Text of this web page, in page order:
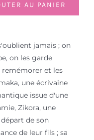
AU PANIER
jamais ; on
on les garde
remémorer et les
une écrivaine
issue d'une
Zikora, une
de son
de leur fils ; sa